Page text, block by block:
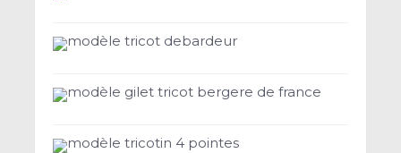
modèle tricot debardeur
modèle gilet tricot bergere de france
modèle tricotin 4 pointes